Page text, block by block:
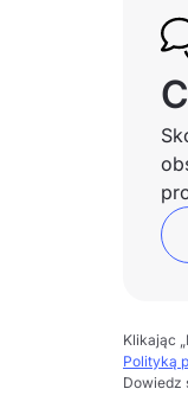
Klikając
Polityką
Dowiedz